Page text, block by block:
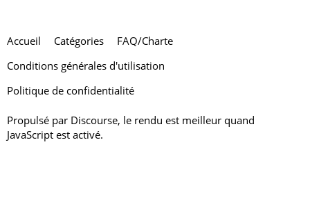
Accueil Catégories
FAQ/Charte
Conditions générales d'utilisation
Politique de confidentialité
Propulsé par Discourse, le rendu est meilleur quand
JavaScript est activé.